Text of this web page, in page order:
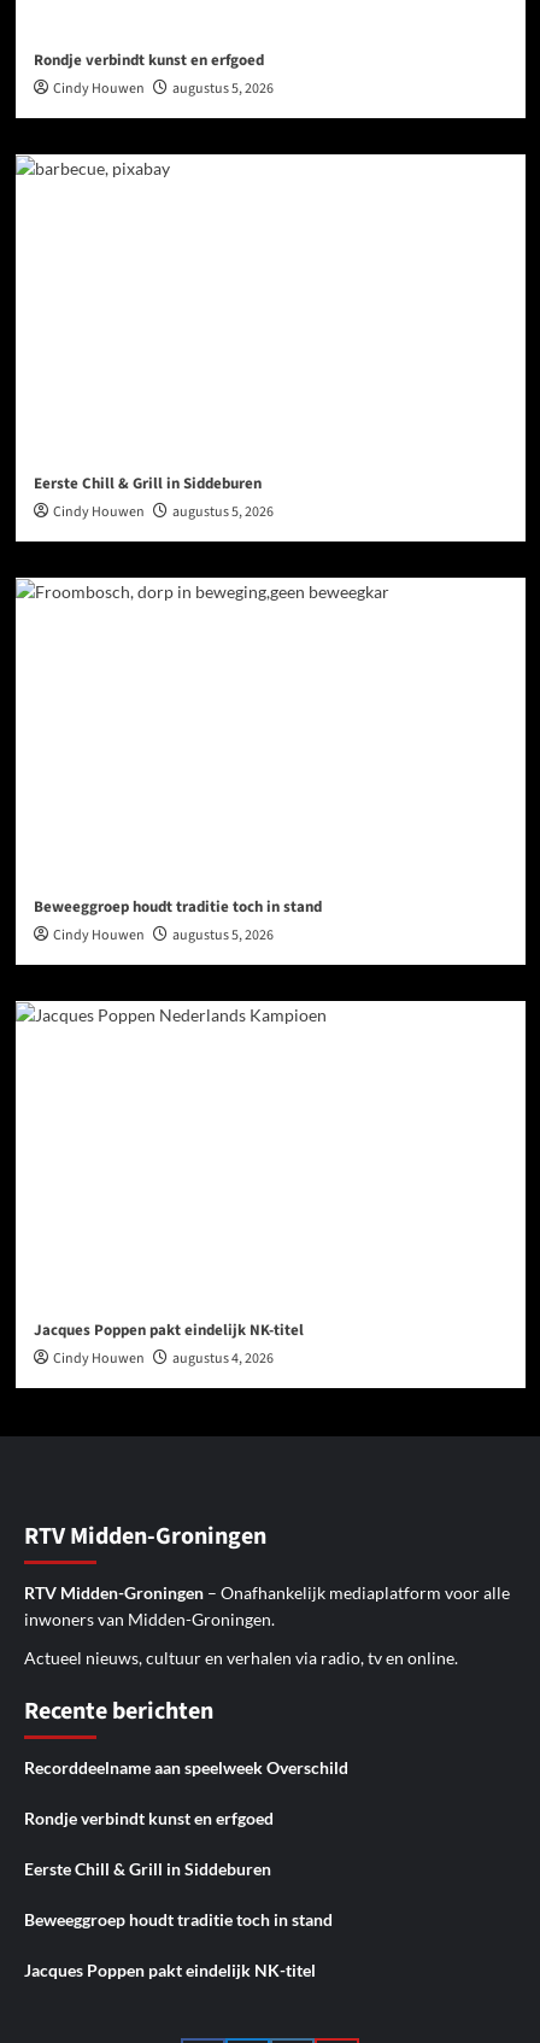
Rondje verbindt kunst en erfgoed
Cindy Houwen augustus 5, 2026
Eerste Chill & Grill in Siddeburen
Cindy Houwen augustus 5, 2026
Beweeggroep houdt traditie toch in stand
Cindy Houwen augustus 5, 2026
Jacques Poppen pakt eindelijk NK-titel
Cindy Houwen augustus 4, 2026
RTV Midden-Groningen
RTV Midden-Groningen – Onafhankelijk mediaplatform voor alle
inwoners van Midden-Groningen.
Actueel nieuws, cultuur en verhalen via radio, tv en online.
Recente berichten
Recorddeelname aan speelweek Overschild
Rondje verbindt kunst en erfgoed
Eerste Chill & Grill in Siddeburen
Beweeggroep houdt traditie toch in stand
Jacques Poppen pakt eindelijk NK-titel